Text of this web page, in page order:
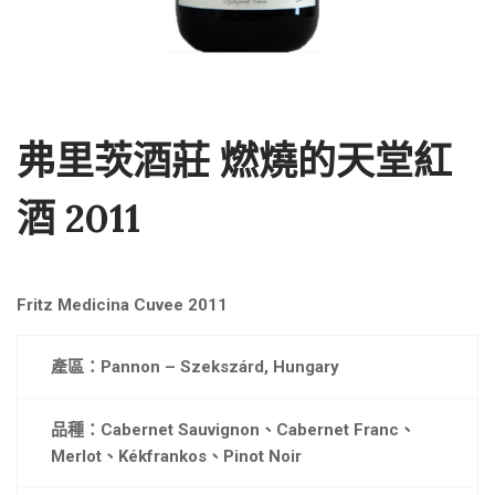
弗里茨酒莊 燃燒的天堂紅
酒 2011
Fritz Medicina Cuvee 2011
產區：Pannon – Szekszárd, Hungary
品種：Cabernet Sauvignon、Cabernet Franc、
Merlot、Kékfrankos、Pinot Noir